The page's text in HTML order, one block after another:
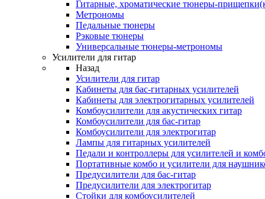
Гитарные, хроматические тюнеры-
Метрономы
Педальные тюнеры
Рэковые тюнеры
Универсальные тюнеры-метрономы
Усилители для гитар
Назад
Усилители для гитар
Кабинеты для бас-гитарных усилителей
Кабинеты для электрогитарных усилителей
Комбоусилители для акустических гитар
Комбоусилители для бас-гитар
Комбоусилители для электрогитар
Лампы для гитарных усилителей
Педали и контроллеры для усилителей и
Портативные комбо и усилители для
Предусилители для бас-гитар
Предусилители для электрогитар
Стойки для комбоусилителей